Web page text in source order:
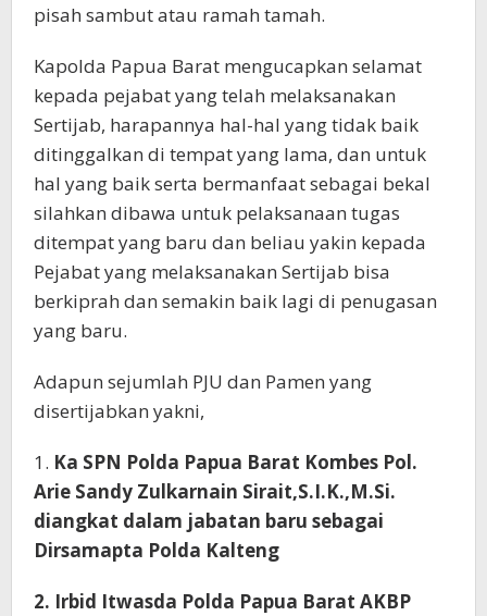
pisah sambut atau ramah tamah.
Kapolda Papua Barat mengucapkan selamat
kepada pejabat yang telah melaksanakan
Sertijab, harapannya hal-hal yang tidak baik
ditinggalkan di tempat yang lama, dan untuk
hal yang baik serta bermanfaat sebagai bekal
silahkan dibawa untuk pelaksanaan tugas
ditempat yang baru dan beliau yakin kepada
Pejabat yang melaksanakan Sertijab bisa
berkiprah dan semakin baik lagi di penugasan
yang baru.
Adapun sejumlah PJU dan Pamen yang
disertijabkan yakni,
1. Ka SPN Polda Papua Barat Kombes Pol.
Arie Sandy Zulkarnain Sirait,S.I.K.,M.Si.
diangkat dalam jabatan baru sebagai
Dirsamapta Polda Kalteng
2. Irbid Itwasda Polda Papua Barat AKBP